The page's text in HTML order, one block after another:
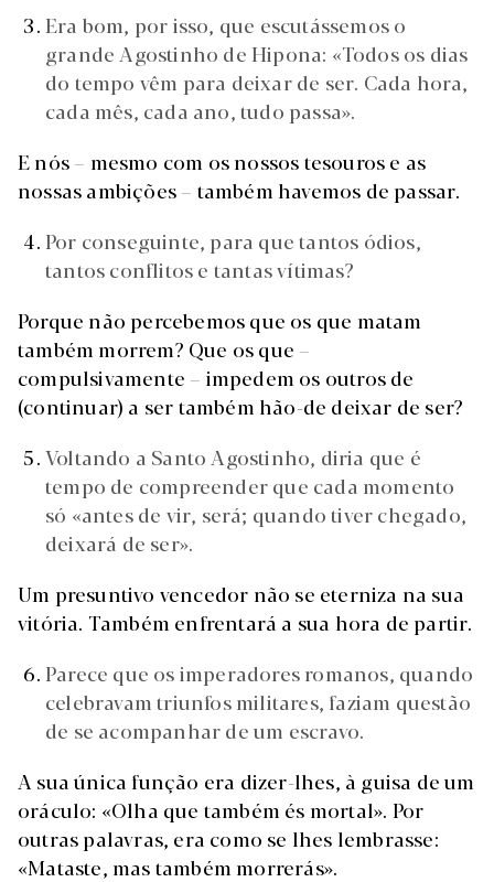
Era bom, por isso, que escutássemos o
grande Agostinho de Hipona: «Todos os dias
do tempo vêm para deixar de ser. Cada hora,
cada mês, cada ano, tudo passa».
E nós– mesmo com os nossos tesouros e as
nossas ambições– também havemos de passar.
Por conseguinte, para que tantos ódios,
tantos conflitos e tantas vítimas?
Porque não percebemos que os que matam
também morrem? Que os que –
compulsivamente – impedem os outros de
(continuar) a ser também hão-de deixar de ser?
Voltando a Santo Agostinho, diria que é
tempo de compreender que cada momento
só «antes de vir, será; quando tiver chegado,
deixará de ser».
Um presuntivo vencedor não se eterniza na sua
vitória. Também enfrentará a sua hora de partir.
Parece que os imperadores romanos, quando
celebravam triunfos militares, faziam questão
de se acompanhar de um escravo.
A sua única função era dizer-lhes, à guisa de um
oráculo: «Olha que também és mortal». Por
outras palavras, era como se lhes lembrasse:
«Mataste, mas também morrerás».